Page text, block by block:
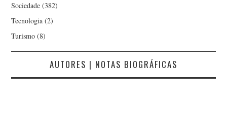
Sociedade (382)
Tecnologia (2)
Turismo (8)
AUTORES | NOTAS BIOGRÁFICAS